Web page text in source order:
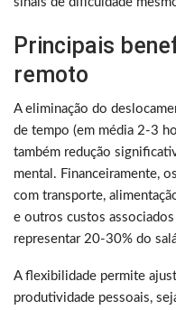
Principais
remoto
A eliminação do
de tempo (em média 2-3
também redução
mental. Financeiramente,
com transporte,
e outros custos
representar 20-30% do
A flexibilidade permite
produtividade pessoais,